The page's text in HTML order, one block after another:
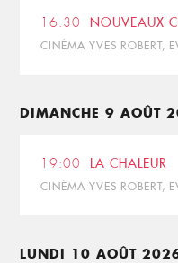
16:30 NOUVEAUX
CINÉMA YVES ROBERT,
DIMANCHE 9 AOÛT
19:00 LA CHALEUR
CINÉMA YVES ROBERT,
LUNDI 10 AOÛT